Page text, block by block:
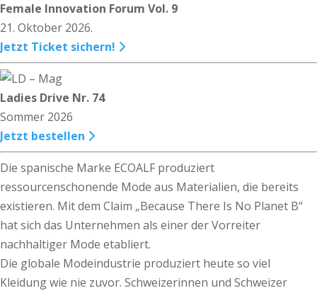
Female Innovation Forum Vol. 9
21. Oktober 2026.
Jetzt Ticket sichern!
Ladies Drive Nr. 74
Sommer 2026
Jetzt bestellen
Die spanische Marke ECOALF produziert
ressourcenschonende Mode aus Materialien, die bereits
existieren. Mit dem Claim „Because There Is No Planet B“
hat sich das Unternehmen als einer der Vorreiter
nachhaltiger Mode etabliert.
Die globale Modeindustrie produziert heute so viel
Kleidung wie nie zuvor. Schweizerinnen und Schweizer